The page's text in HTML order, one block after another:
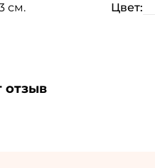
см. Цвет:
отзыв